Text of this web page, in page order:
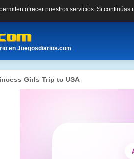
ofrecer nuestros servicios. Si
en Juegosdiarios.com
Girls Trip to USA